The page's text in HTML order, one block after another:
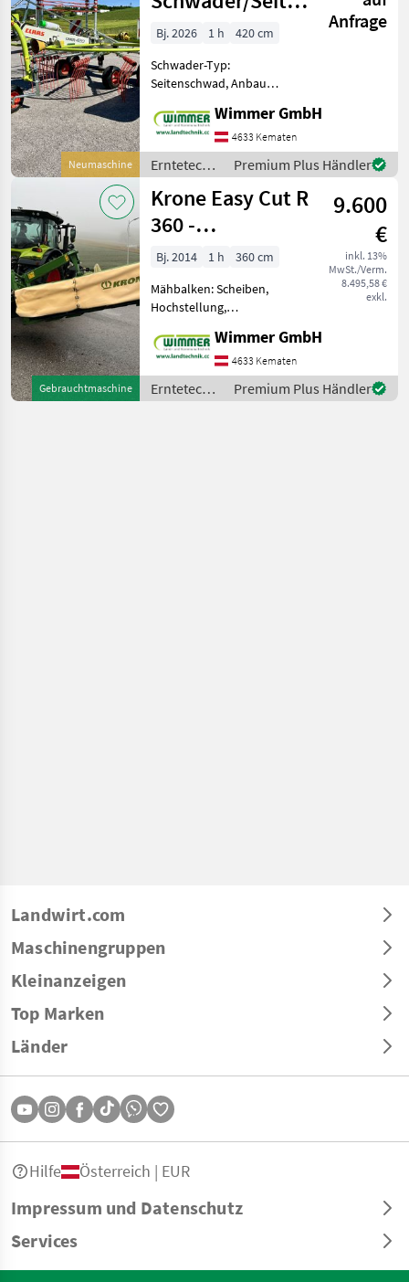
Neumaschine
4,2m
Anfrage
Bj. 2026 1 h
420 cm
Schwader-Typ:
Seitenschwad, Anbau
Zinkenverlustsicherung ✅
Tastrad, Hydraulische
Schutzbügelklappung, 4,
2m Arbeitsbreite ✅ Der
Claas Kreiselschwader Liner
Wimmer GmbH
4633 Kematen
Erntetechnik
Grünland /
Claas
Premium Plus Händler
Gebrauchtmaschine
Krone Easy Cut R
360 -
gebrauchtes
Heckmähwerk
3,6m
9.600
€
inkl. 13%
MwSt./Verm.
8.495,58 €
exkl.
Bj. 2014 1 h
360 cm
Mähbalken: Scheiben,
Hochstellung,
Das Krone EasyCut R 360
Mähwerk überzeugt mit
robuster Bauweise, exakter
Schnittqualität und
Wimmer GmbH
4633 Kematen
Erntetechnik
Grünland /
Premium Plus Händler
Landwirt.com
Maschinengruppen
Kleinanzeigen
Top Marken
Länder
Impressum und Datenschutz
Services
Hilfe Österreich | EUR